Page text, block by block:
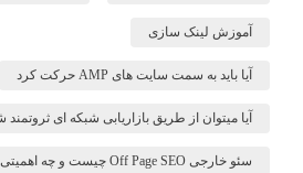
آموزش لینک سازی
آیا باید به سمت سایت های AMP حرکت کرد
آیا میتوان از طریق بازاریابی شبکه ای ثروتمند
سئو خارجی Off Page SEO چیست و چه اهمیتی دارد ؟